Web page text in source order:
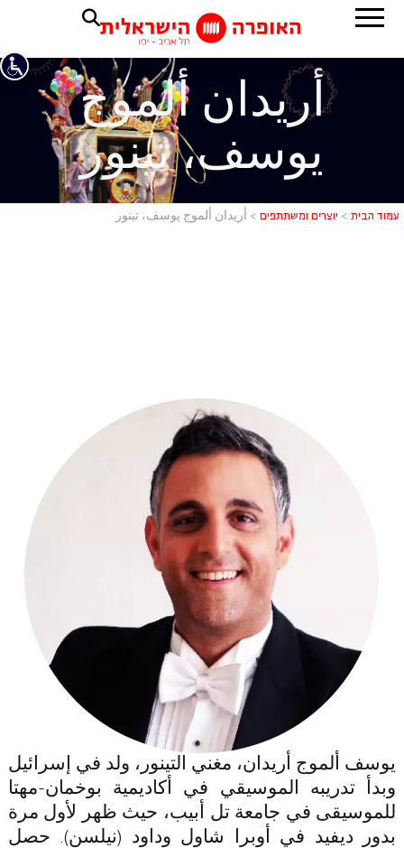
أريدان
أريدان ألموج
يوسف، تينور
עמוד הבית > יוצרים ומשתתפים > أريدان ألموج يوسف، تينور
يوسف ألموج أريدان، مغني التينور، ولد في إسرائيل
وبدأ تدريبه الموسيقي في أكاديمية بوخمان-مهتا
للموسيقى في جامعة تل أبيب، حيث ظهر لأول مرة
بدور ديفيد في أوبرا
شاول وداود (نيلسن). حصل